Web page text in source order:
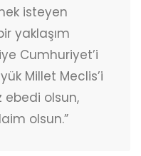
isteyen
yaklaşım
Cumhuriyet’i
Millet Meclis’i
ebedi olsun,
olsun.”